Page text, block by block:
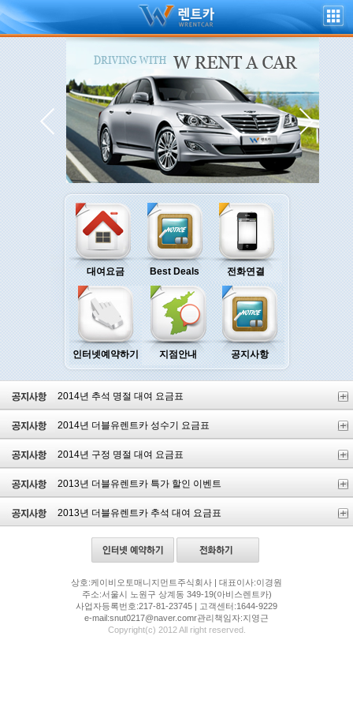
대여요금 Best Deals 전화연결
인터넷예약하기 지점안내 공지사항
2014년 추석 명절 대여 요금표
2014년 더블유렌트카 성수기 요금표
2014년 구정 명절 대여 요금표
2013년 더블유렌트카 특가 할인 이벤트
2013년 더블유렌트카 추석 대여 요금표
상호:케이비오토매니지먼트주식회사 | 대표이사:이경원
주소:서울시 노원구 상계동 349-19(아비스렌트카)
사업자등록번호:217-81-23745 | 고객센터:1644-9229
e-mail:snut0217@naver.comr관리책임자:지영근
Copyright(c) 2012 All right reserved.